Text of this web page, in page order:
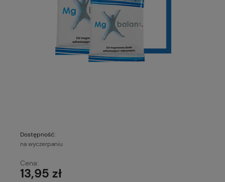
Dostępność:
na wyczerpaniu
Cena:
13,95 zł